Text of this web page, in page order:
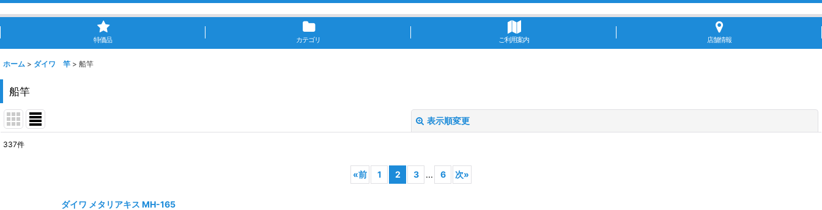
特価品 カテゴリ ご利用案内 店舗情報
ホーム > ダイワ 竿 > 船竿
船竿
表示順変更
337件
«前 1 2 3 ... 6 次»
ダイワ メタリアキス MH-165